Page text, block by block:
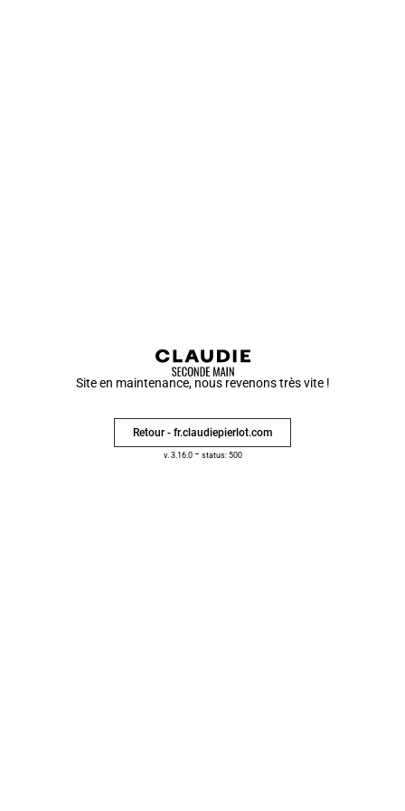
Site en maintenance, nous revenons très vite !
Retour - fr.claudiepierlot.com
v. 3.16.0- status: 500